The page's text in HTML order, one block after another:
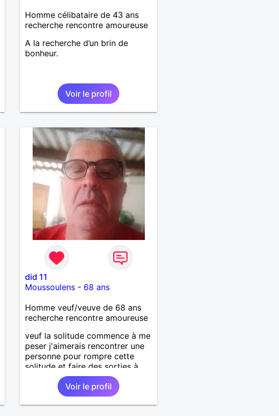
Homme célibataire de 43 ans
recherche rencontre amoureuse
A la recherche d’un brin de
bonheur.
Voir le profil
did 11
Moussoulens - 68 ans
Homme veuf/veuve de 68 ans
recherche rencontre amoureuse
veuf la solitude commence à me
peser j'aimerais rencontrer une
personne pour rompre cette
solitude et faire des sorties à
Voir le profil